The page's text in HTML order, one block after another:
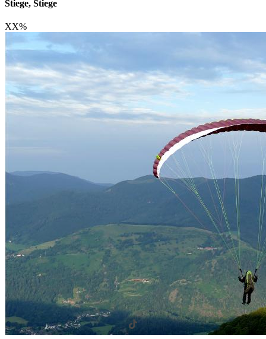
Stiege, Stiege
XX%